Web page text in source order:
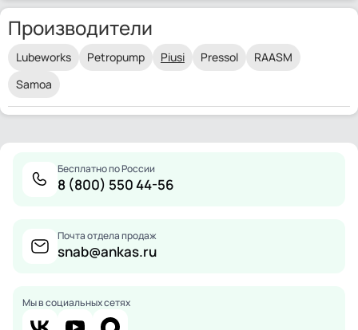
Производители
Lubeworks Petropump Piusi Pressol
RAASM
Samoa
Бесплатно по России
8 (800) 550 44-56
Почта отдела продаж
snab@ankas.ru
Мы в социальных сетях